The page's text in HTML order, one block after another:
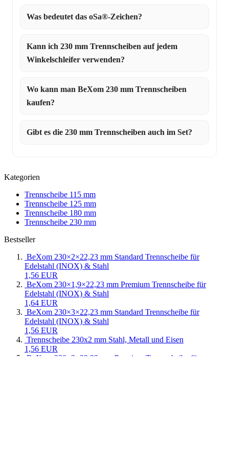
Was bedeutet das oSa®-Zeichen?
Kann ich 230 mm Trennscheiben auf jedem
Winkelschleifer verwenden?
Wo kann man BeXom 230 mm Trennscheiben
kaufen?
Gibt es die 230 mm Trennscheiben auch im Set?
Kategorien
Trennscheibe 115 mm
Trennscheibe 125 mm
Trennscheibe 180 mm
Trennscheibe 230 mm
Bestseller
BeXom 230×2×22,23 mm Standard Trennscheibe für
Edelstahl (INOX) & Stahl
1,56 EUR
BeXom 230×1,9×22,23 mm Premium Trennscheibe für
Edelstahl (INOX) & Stahl
1,64 EUR
BeXom 230×3×22,23 mm Standard Trennscheibe für
Edelstahl (INOX) & Stahl
1,56 EUR
Trennscheibe 230x2 mm Stahl, Metall und Eisen
1,56 EUR
BeXom 230×3×22,23 mm Premium Trennscheibe für